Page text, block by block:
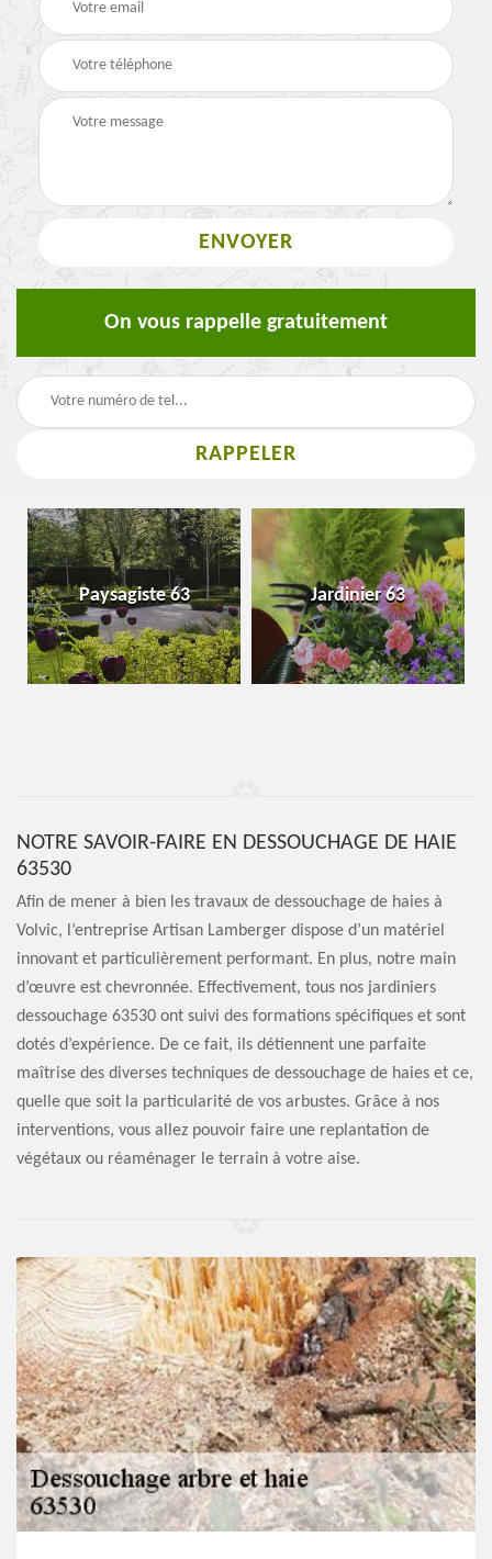
On vous rappelle gratuitement
Paysagiste 63 Jardinier 63
NOTRE SAVOIR-FAIRE EN DESSOUCHAGE DE HAIE
63530
Afin de mener à bien les travaux de dessouchage de haies à
Volvic, l’entreprise Artisan Lamberger dispose d’un matériel
innovant et particulièrement performant. En plus, notre main
d’œuvre est chevronnée. Effectivement, tous nos jardiniers
dessouchage 63530 ont suivi des formations spécifiques et sont
dotés d’expérience. De ce fait, ils détiennent une parfaite
maîtrise des diverses techniques de dessouchage de haies et ce,
quelle que soit la particularité de vos arbustes. Grâce à nos
interventions, vous allez pouvoir faire une replantation de
végétaux ou réaménager le terrain à votre aise.